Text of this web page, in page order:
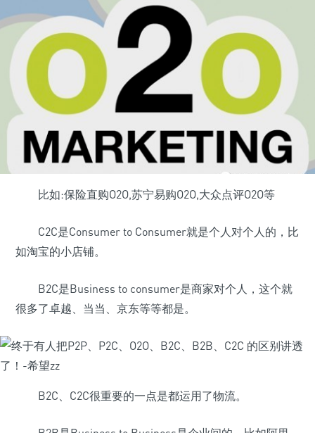
比如:保险直购O2O,苏宁易购O2O,大众点评O2O等
C2C是Consumer to Consumer就是个人对个人的，比
如淘宝的小店铺。
B2C是Business to consumer是商家对个人，这个就
很多了卓越、当当、京东等等都是。
B2C、C2C很重要的一点是都运用了物流。